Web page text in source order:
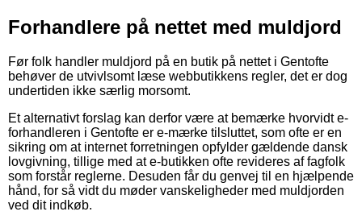
Forhandlere på nettet med muldjord
Før folk handler muldjord på en butik på nettet i Gentofte
behøver de utvivlsomt læse webbutikkens regler, det er dog
undertiden ikke særlig morsomt.
Et alternativt forslag kan derfor være at bemærke hvorvidt e-
forhandleren i Gentofte er e-mærke tilsluttet, som ofte er en
sikring om at internet forretningen opfylder gældende dansk
lovgivning, tillige med at e-butikken ofte revideres af fagfolk
som forstår reglerne. Desuden får du genvej til en hjælpende
hånd, for så vidt du møder vanskeligheder med muldjorden
ved dit indkøb.